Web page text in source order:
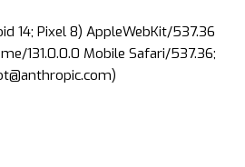
14; Pixel 8) AppleWebKit/537.36
131.0.0.0 Mobile Safari/537.36;